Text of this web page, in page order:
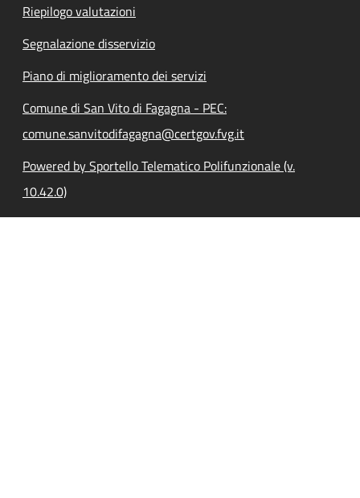
Riepilogo valutazioni
Segnalazione disservizio
Piano di miglioramento dei servizi
Comune di San Vito di Fagagna - PEC:
comune.sanvitodifagagna@certgov.fvg.it
Powered by Sportello Telematico Polifunzionale (v.
10.42.0)